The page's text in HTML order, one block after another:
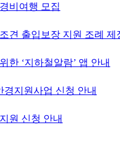
비여행 모집
견 출입보장 지원 조례 제
한 ‘지하철알람’ 앱 안내
경지원사업 신청 안내
원 신청 안내